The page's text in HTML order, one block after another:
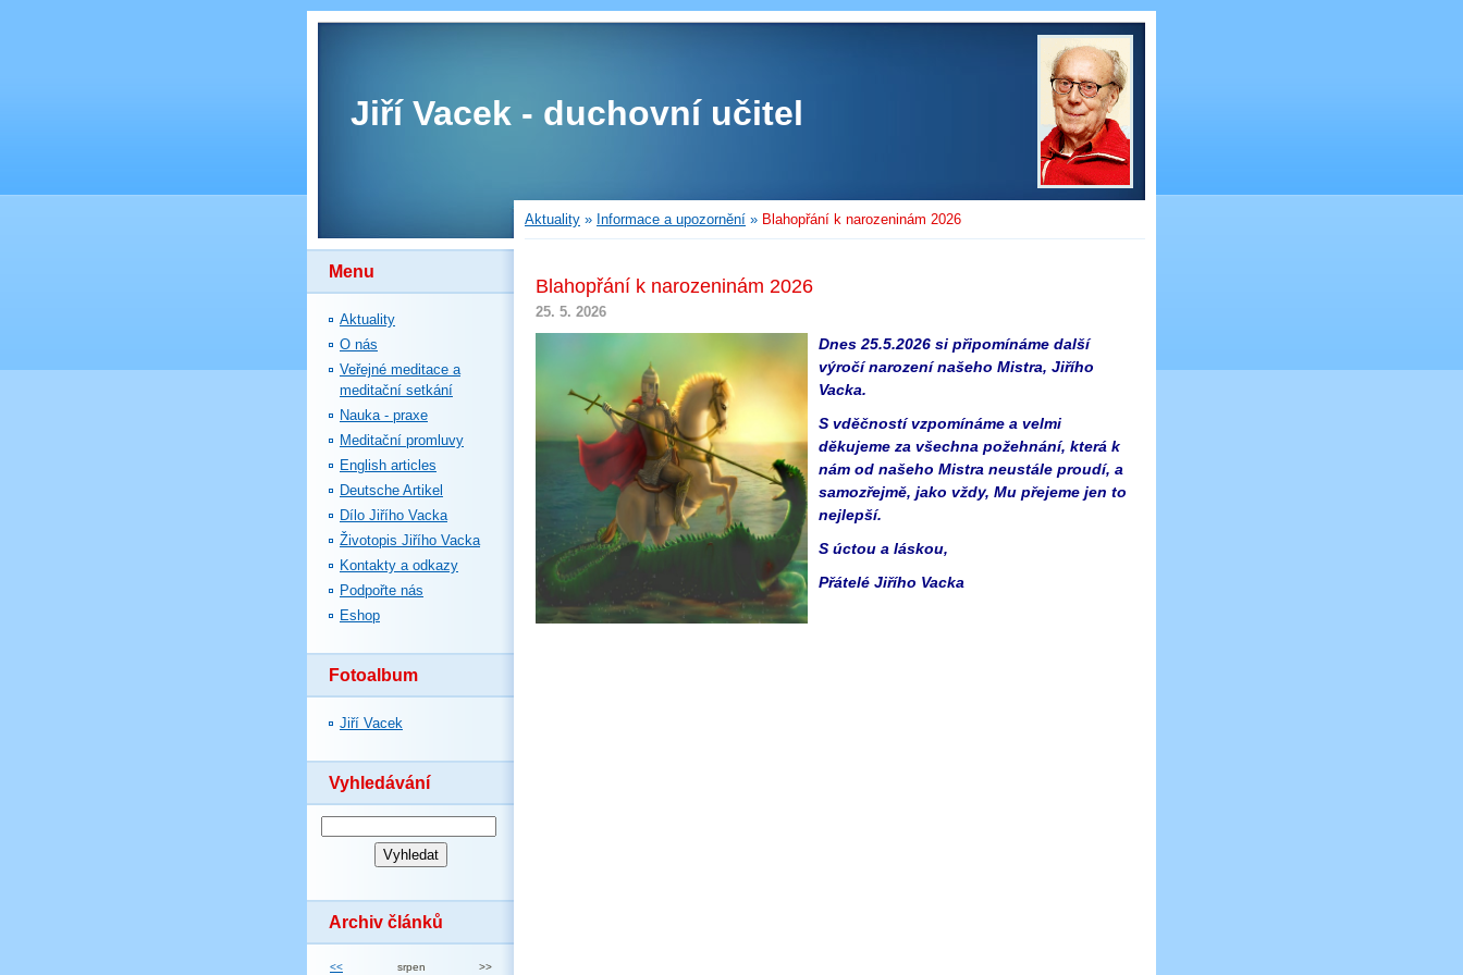
Jiří Vacek - duchovní učitel
Menu
Aktuality
O nás
Veřejné meditace a
meditační setkání
Nauka - praxe
Meditační promluvy
English articles
Deutsche Artikel
Dílo Jiřího Vacka
Životopis Jiřího Vacka
Kontakty a odkazy
Podpořte nás
Eshop
Fotoalbum
Jiří Vacek
Vyhledávání
Archiv článků
<< srpen >>
Aktuality » Informace a upozornění » Blahopřání k narozeninám 2026
Blahopřání k narozeninám 2026
25. 5. 2026
Dnes 25.5.2026 si připomínáme další
výročí narození našeho Mistra, Jiřího
Vacka.
S vděčností vzpomínáme a velmi
děkujeme za všechna požehnání, která k
nám od našeho Mistra neustále proudí, a
samozřejmě, jako vždy, Mu přejeme jen to
nejlepší.
S úctou a láskou,
Přátelé Jiřího Vacka